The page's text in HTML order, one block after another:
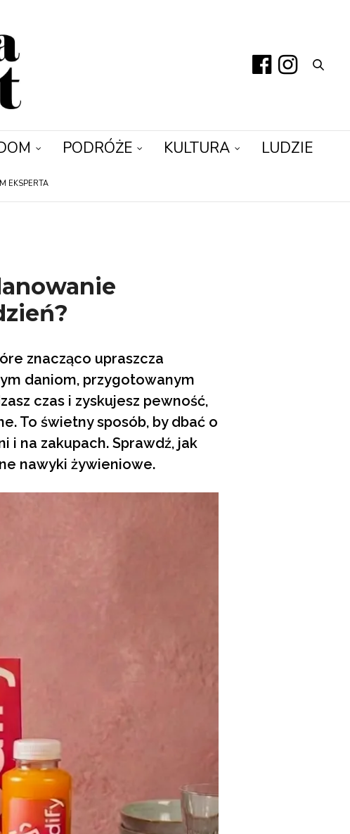
PODRÓŻE KULTURA LUDZIE
EKSPERTA
znacząco upraszcza
daniom, przygotowanym
czas i zyskujesz pewność,
To świetny sposób, by dbać o
i na zakupach. Sprawdź, jak
nawyki żywieniowe.